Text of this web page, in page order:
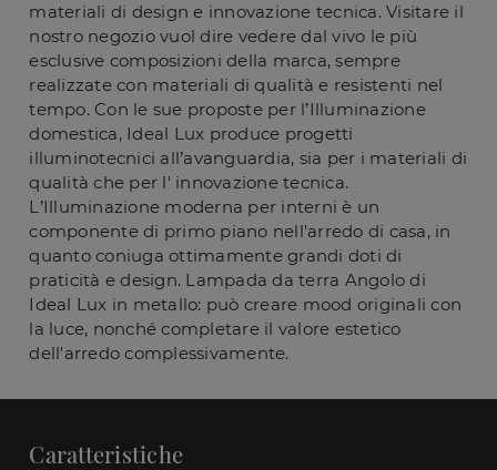
materiali di design e innovazione tecnica. Visitare il
nostro negozio vuol dire vedere dal vivo le più
esclusive composizioni della marca, sempre
realizzate con materiali di qualità e resistenti nel
tempo. Con le sue proposte per l’Illuminazione
domestica, Ideal Lux produce progetti
illuminotecnici all’avanguardia, sia per i materiali di
qualità che per l' innovazione tecnica.
L’Illuminazione moderna per interni è un
componente di primo piano nell'arredo di casa, in
quanto coniuga ottimamente grandi doti di
praticità e design. Lampada da terra Angolo di
Ideal Lux in metallo: può creare mood originali con
la luce, nonché completare il valore estetico
dell'arredo complessivamente.
Caratteristiche